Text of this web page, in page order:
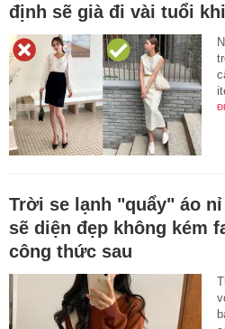
định sẽ già đi vài tuổi
Trời se lạnh "quẩy" áo
sẽ diện đẹp không kém
công thức sau